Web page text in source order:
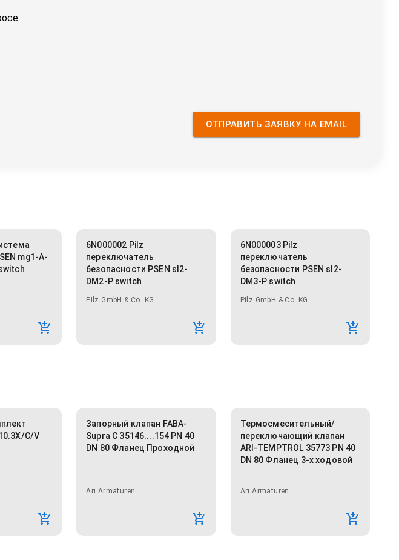
ОТПРАВИТЬ ЗАЯВКУ НА EMAIL
mg1-A-
6N000002 Pilz
переключатель
безопасности PSEN sl2-
DM2-P switch
Pilz GmbH & Co. KG
6N000003 Pilz
переключатель
безопасности PSEN sl2-
DM3-P switch
Pilz GmbH & Co. KG
C/V
Запорный клапан FABA-
Supra C 35146....154 PN 40
DN 80 Фланец Проходной
Ari Armaturen
Термосмесительный/
переключающий клапан
ARI-TEMPTROL 35773 PN 40
DN 80 Фланец 3-х ходовой
Ari Armaturen